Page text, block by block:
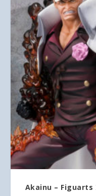
Akainu – Figuarts